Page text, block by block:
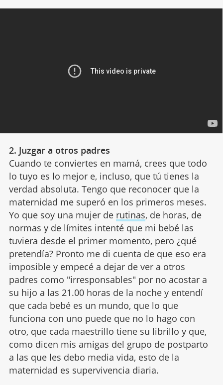
2. Juzgar a otros padres
Cuando te conviertes en mamá, crees que todo
lo tuyo es lo mejor e, incluso, que tú tienes la
verdad absoluta. Tengo que reconocer que la
maternidad me superó en los primeros meses.
Yo que soy una mujer de rutinas, de horas, de
normas y de límites intenté que mi bebé las
tuviera desde el primer momento, pero ¿qué
pretendía? Pronto me di cuenta de que eso era
imposible y empecé a dejar de ver a otros
padres como "irresponsables" por no acostar a
su hijo a las 21.00 horas de la noche y entendí
que cada bebé es un mundo, que lo que
funciona con uno puede que no lo hago con
otro, que cada maestrillo tiene su librillo y que,
como dicen mis amigas del grupo de postparto
a las que les debo media vida, esto de la
maternidad es supervivencia diaria.